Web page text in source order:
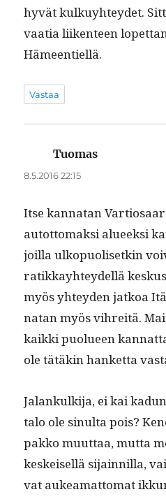
hyvät kulkuy­htey­det.
vaa­tia liiken­teen
Hämeentiellä.
Vastaa
Tuomas
8.5.2016 22:15
Itse kan­natan
autot­tomak­si alueek­si
joil­la ulkop­uolisetkin
ratikkay­htey­del­lä
myös yhtey­den jatkoa
natan myös vihre­itä.
kaik­ki puolueen
ole tätäkin han­ket­ta
Jalankulk­i­ja, ei kai
talo ole sin­ul­ta pois?
pakko muut­taa, mut­ta
keskeisel­lä sijain­nil­la,
vat aukea­mat­tomat